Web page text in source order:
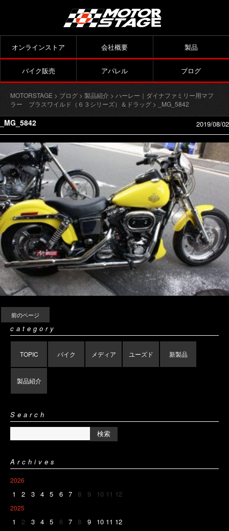
オンラインストア 会社概要 製品
バイク販売 アパレル ブログ
MOTORSTAGE > ブログ > 製品紹介 > ハーレー｜ダイナファミリー用マフ
ラー ブラスワイルド（６３シリーズ）＆ドラッグ > _MG_5842
_MG_5842 2019/08/02
前のページ
category
TOPIC バイク メディア ユーズド 新製品
製品紹介
Search
Archives
2026
1 2 3 4 5 6 7 8 9 10 11 12
2025
1 2 3 4 5 6 7 8 9 10 11 12